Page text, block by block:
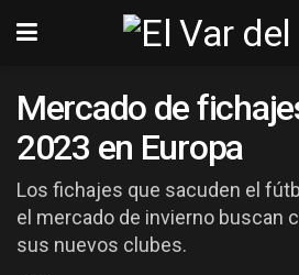
Mercado de
2023 en Europa
Los fichajes que sacuden el
el mercado de invierno buscan
sus nuevos clubes.